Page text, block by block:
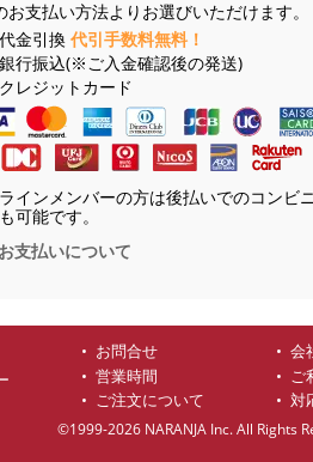
お支払い方法よりお選びいただけます。
代金引換 代引手数料無料！
銀行振込(※ご入金確認後の発送)
クレジットカード
インメンバーの方は後払いでのコンビ
可能です。
お支払いについて
お問合せ 会
営業時間
ご
ご注文について
対
©1999-2026 NARANJA Inc. All Rights